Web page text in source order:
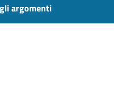
argomenti